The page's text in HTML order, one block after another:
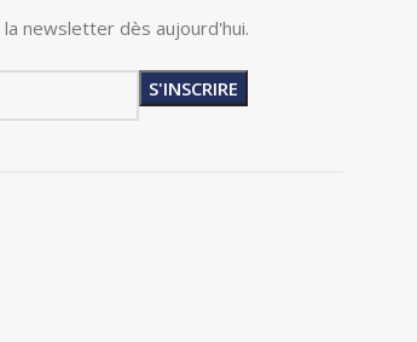
newsletter dès aujourd'hui.